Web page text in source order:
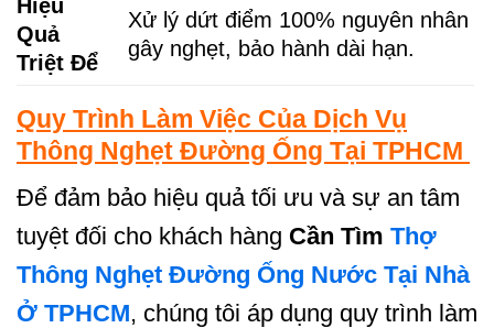
Hiệu
Quả
Triệt Để
Xử lý dứt điểm 100% nguyên nhân
gây nghẹt, bảo hành dài hạn.
Quy Trình Làm Việc Của Dịch Vụ
Thông Nghẹt Đường Ống Tại TPHCM
Để đảm bảo hiệu quả tối ưu và sự an tâm
tuyệt đối cho khách hàng Cần Tìm Thợ
Thông Nghẹt Đường Ống Nước Tại Nhà
Ở TPHCM, chúng tôi áp dụng quy trình làm